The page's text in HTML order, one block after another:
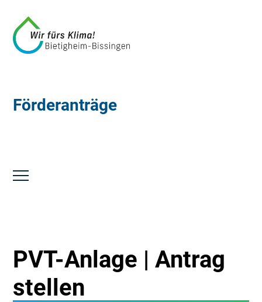
Förderanträge
PVT-Anlage | Antrag
stellen